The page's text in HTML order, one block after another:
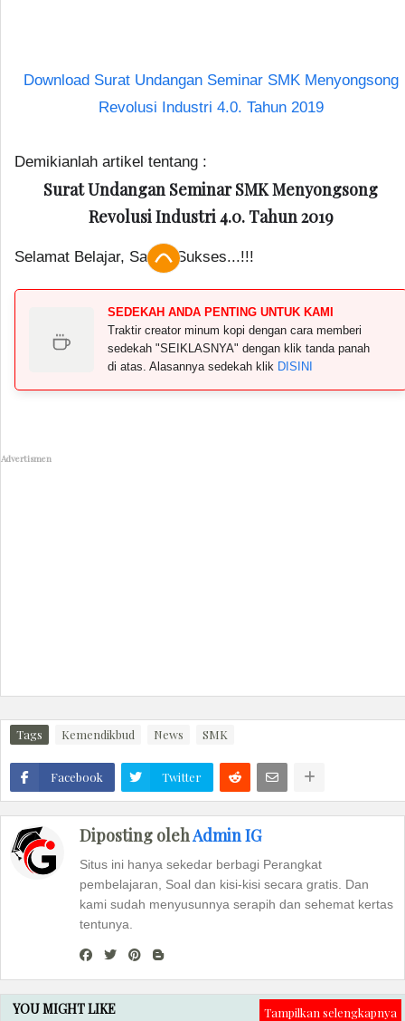
Download Surat Undangan Seminar SMK Menyongsong
Revolusi Industri 4.0. Tahun 2019
Demikianlah artikel tentang :
Surat Undangan Seminar SMK Menyongsong
Revolusi Industri 4.0. Tahun 2019
Selamat Belajar, Salam Sukses...!!!
SEDEKAH ANDA PENTING UNTUK KAMI
Traktir creator minum kopi dengan cara memberi
sedekah "SEIKLASNYA" dengan klik tanda panah
di atas. Alasannya sedekah klik DISINI
Advertismen
Tags Kemendikbud News SMK
Facebook Twitter
Diposting olehAdmin IG
Situs ini hanya sekedar berbagi Perangkat
pembelajaran, Soal dan kisi-kisi secara gratis. Dan
kami sudah menyusunnya serapih dan sehemat kertas
tentunya.
YOU MIGHT LIKE Tampilkan selengkapnya